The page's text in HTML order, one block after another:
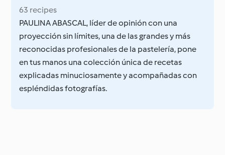
63 recipes
PAULINA ABASCAL, líder de opinión con una
proyección sin límites, una de las grandes y más
reconocidas profesionales de la pastelería, pone
en tus manos una colección única de recetas
explicadas minuciosamente y acompañadas con
espléndidas fotografías.